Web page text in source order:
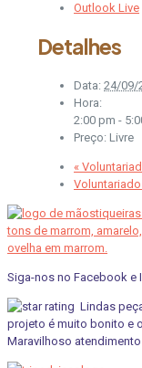
Outlook Live
Detalhes
Data: 24/09/
Hora:
2:00 pm -
Preço: Livre
«
Siga-nos no Facebook e
Lindas
projeto é muito bonito e
Maravilhoso atendimento